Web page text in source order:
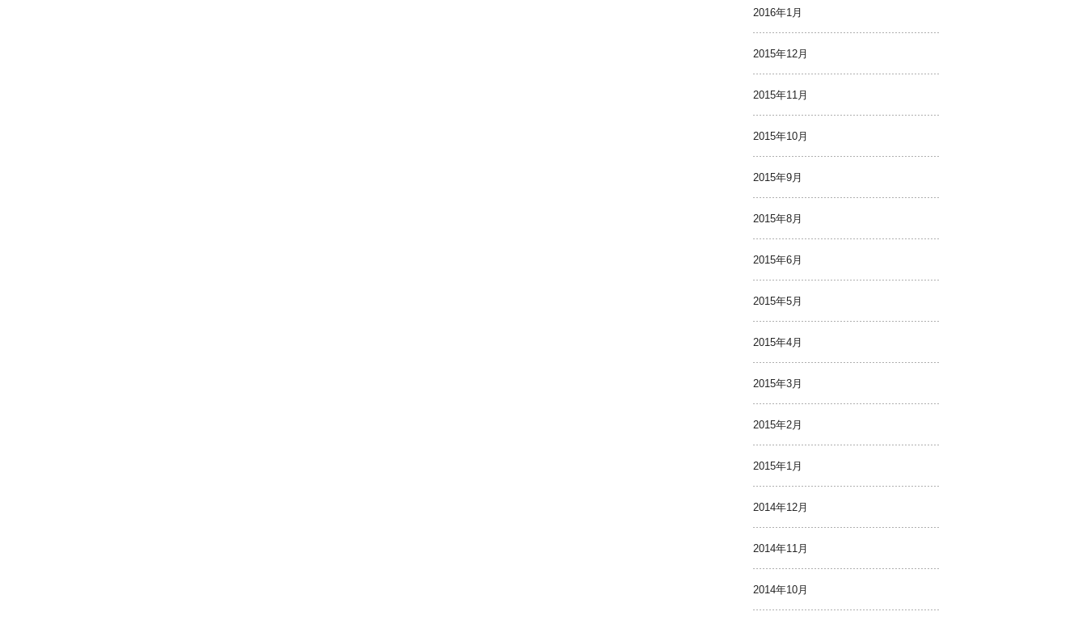
2016年1月
2015年12月
2015年11月
2015年10月
2015年9月
2015年8月
2015年6月
2015年5月
2015年4月
2015年3月
2015年2月
2015年1月
2014年12月
2014年11月
2014年10月